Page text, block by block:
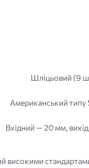
Шліцьовий (9
Американський
Вхідний — 20 мм,
високими